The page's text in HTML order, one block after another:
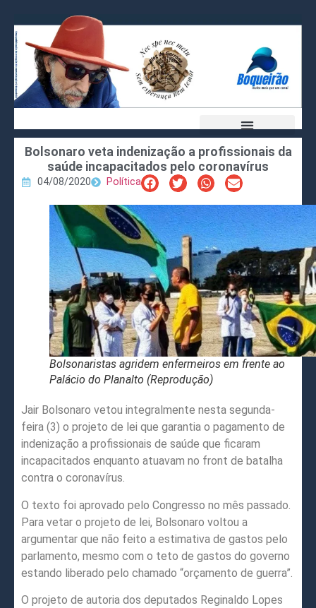
Bolsonaro veta indenização a profissionais da
saúde incapacitados pelo coronavírus
04/08/2020 Política
Bolsonaristas agridem enfermeiros em frente ao
Palácio do Planalto (Reprodução)
Jair Bolsonaro vetou integralmente nesta segunda-
feira (3) o projeto de lei que garantia o pagamento de
indenização a profissionais de saúde que ficaram
incapacitados enquanto atuavam no front de batalha
contra o coronavírus.
O texto foi aprovado pelo Congresso no mês passado.
Para vetar o projeto de lei, Bolsonaro voltou a
argumentar que não feito a estimativa de gastos pelo
parlamento, mesmo com o teto de gastos do governo
estando liberado pelo chamado “orçamento de guerra”.
O projeto de autoria dos deputados Reginaldo Lopes